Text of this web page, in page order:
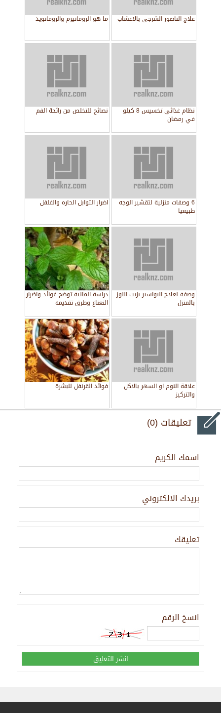
علاج الناصور الشرجي بالاعشاب ما هو الروماتيزم والروماتويد
نظام غذائي تخسيس 8 كيلو
في رمضان
نصائح للتخلص من رائحة الفم
6 وصفات منزلية لتقشير الوجه
طبيعيا
اضرار التوابل الحاره والفلفل
وصفة لعلاج البواسير بزيت اللوز
بالمنزل
دراسة المانية توضح فوائد واضرار
النعناع وطرق تقديمه
علاقة النوم او السهر بالاكل
والتركيز
فوائد القرنفل للبشرة
تعليقات (0)
اسمك الكريم
بريدك الالكتروني
تعليقك
انسخ الرقم